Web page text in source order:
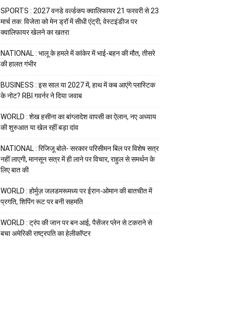
SPORTS : 2027 वनडे वर्ल्डकप क्वालिफायर 21 फरवरी से 23
मार्च तक: विजेता को मेन ड्रॉ में सीधी एंट्री; वेस्टइंडीज पर
क्वालिफायर खेलने का खतरा
NATIONAL : भालू के हमले में कांकेर में भाई-बहन की मौत, तीसरे
की हालत गंभीर
BUSINESS : इस साल या 2027 में, हाथ में कब आएंगे प्लास्टिक
के नोट? RBI गवर्नर ने दिया जवाब
WORLD : शेख हसीना का बांग्लादेश वापसी का ऐलान, नए अध्याय
की शुरुआत या खेल रहीं बड़ा दांव
NATIONAL : रिजिजू बोले- सरकार परिसीमन बिल पर विशेष सत्र
नहीं लाएगी, मानसून सत्र में ही लाने पर विचार, राहुल से समर्थन के
लिए बात की
WORLD : होर्मुज़ जलडमरूमध्य पर ईरान-ओमान की बातचीत में
प्रगति, शिपिंग रूट पर बनी सहमति
WORLD : ट्रंप की जान पर बन आई, पैसेंजर प्लेन से टकराने से
बचा अमेरिकी राष्ट्रपति का हेलीकॉप्टर